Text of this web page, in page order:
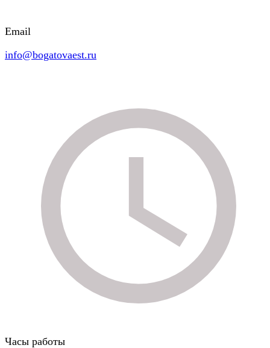
Email
info@bogatovaest.ru
Часы работы